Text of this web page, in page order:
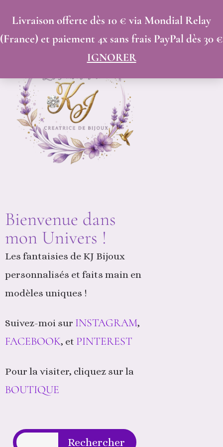
Livraison offerte dès 10 € via Mondial Relay
(France) et paiement 4x sans frais PayPal dès 30 €
IGNORER
AU
CONTENU
Bienvenue dans
mon Univers !
Les fantaisies de KJ Bijoux
personnalisés et faits main en
modèles uniques !
Suivez-moi sur INSTAGRAM,
FACEBOOK, et PINTEREST
Pour la visiter, cliquez sur la
BOUTIQUE
Rechercher
du
plus
récent
au
plus